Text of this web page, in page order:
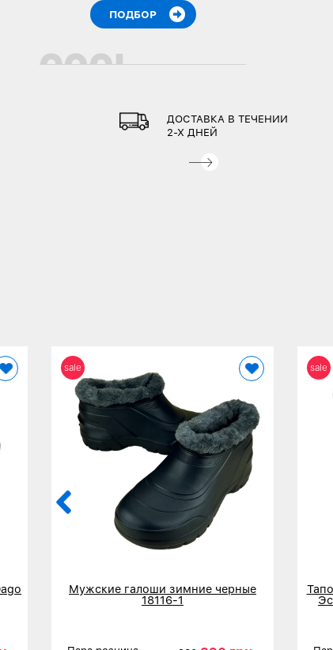
ДОСТАВКА В ТЕЧЕНИИ
2-Х ДНЕЙ
Мужские галоши зимние черные
18116-1
sale sale